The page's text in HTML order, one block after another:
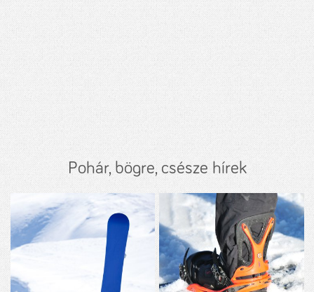
Pohár, bögre, csésze hírek